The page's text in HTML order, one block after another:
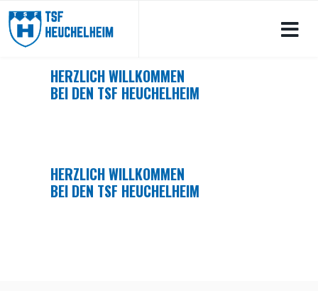
HERZLICH WILLKOMMEN
BEI DEN TSF HEUCHELHEIM
HERZLICH WILLKOMMEN
BEI DEN TSF HEUCHELHEIM
JahrMonat
JahrMonat